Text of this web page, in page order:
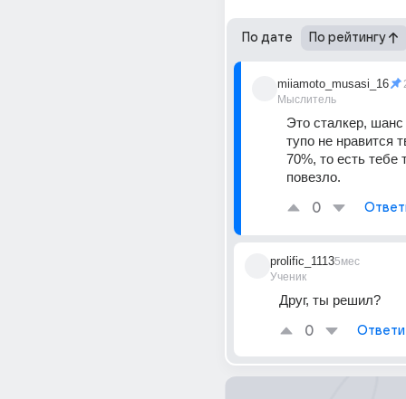
По дате По рейтингу
miiamoto_musasi_16
Мыслитель
Это сталкер, шанс
тупо не нравится
70%, то есть тебе
повезло.
0
prolific_1113
Ученик
5мес
Друг, ты решил?
0